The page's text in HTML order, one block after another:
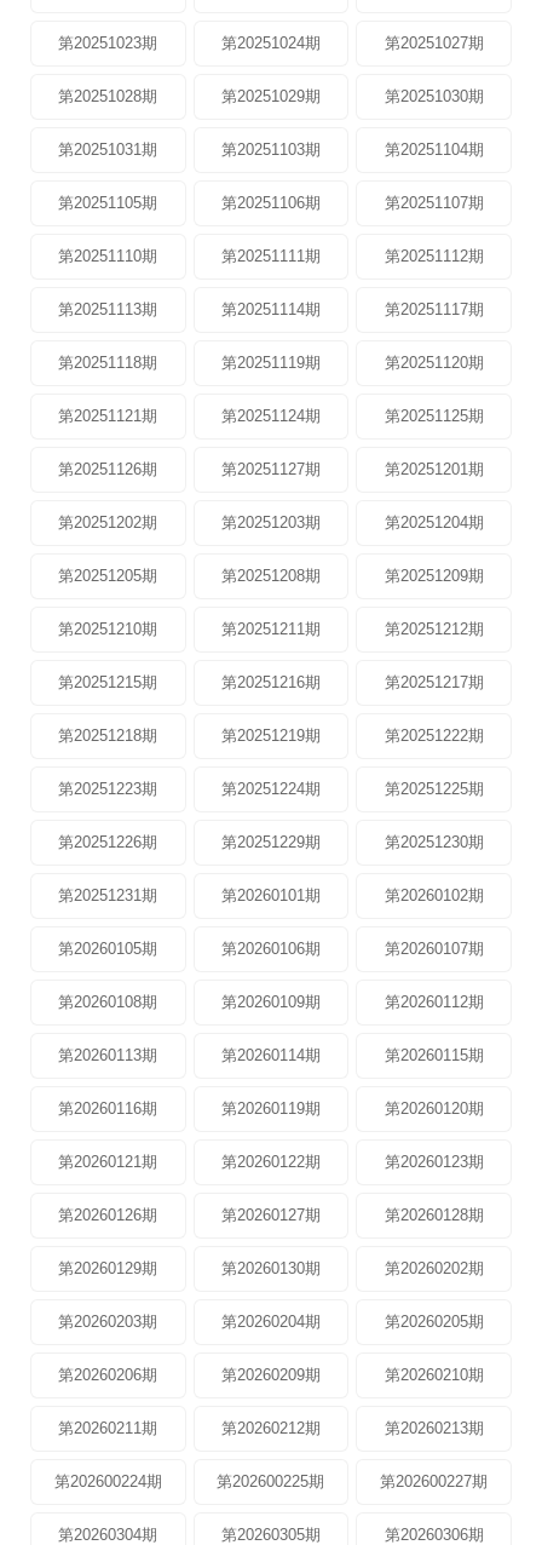
第20251023期 第20251024期 第20251027期
第20251028期 第20251029期 第20251030期
第20251031期 第20251103期 第20251104期
第20251105期 第20251106期 第20251107期
第20251110期 第20251111期 第20251112期
第20251113期 第20251114期 第20251117期
第20251118期 第20251119期 第20251120期
第20251121期 第20251124期 第20251125期
第20251126期 第20251127期 第20251201期
第20251202期 第20251203期 第20251204期
第20251205期 第20251208期 第20251209期
第20251210期 第20251211期 第20251212期
第20251215期 第20251216期 第20251217期
第20251218期 第20251219期 第20251222期
第20251223期 第20251224期 第20251225期
第20251226期 第20251229期 第20251230期
第20251231期 第20260101期 第20260102期
第20260105期 第20260106期 第20260107期
第20260108期 第20260109期 第20260112期
第20260113期 第20260114期 第20260115期
第20260116期 第20260119期 第20260120期
第20260121期 第20260122期 第20260123期
第20260126期 第20260127期 第20260128期
第20260129期 第20260130期 第20260202期
第20260203期 第20260204期 第20260205期
第20260206期 第20260209期 第20260210期
第20260211期 第20260212期 第20260213期
第202600224期 第202600225期 第202600227期
第20260304期 第20260305期 第20260306期